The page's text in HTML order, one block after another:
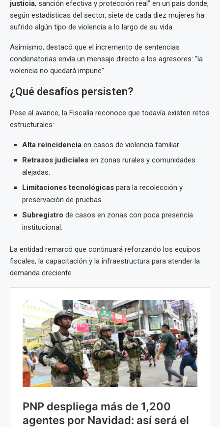
justicia, sanción efectiva y protección real” en un país donde,
según estadísticas del sector, siete de cada diez mujeres ha
sufrido algún tipo de violencia a lo largo de su vida.
Asimismo, destacó que el incremento de sentencias
condenatorias envía un mensaje directo a los agresores: “la
violencia no quedará impune”.
¿Qué desafíos persisten?
Pese al avance, la Fiscalía reconoce que todavía existen retos
estructurales:
Alta reincidencia en casos de violencia familiar.
Retrasos judiciales en zonas rurales y comunidades
alejadas.
Limitaciones tecnológicas para la recolección y
preservación de pruebas.
Subregistro de casos en zonas con poca presencia
institucional.
La entidad remarcó que continuará reforzando los equipos
fiscales, la capacitación y la infraestructura para atender la
demanda creciente.